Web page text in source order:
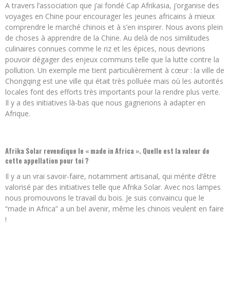
A travers l’association que j’ai fondé Cap Afrikasia, j’organise des
voyages en Chine pour encourager les jeunes africains à mieux
comprendre le marché chinois et à s’en inspirer. Nous avons plein
de choses à apprendre de la Chine. Au delà de nos similitudes
culinaires connues comme le riz et les épices, nous devrions
pouvoir dégager des enjeux communs telle que la lutte contre la
pollution. Un exemple me tient particulièrement à cœur : la ville de
Chongqing est une ville qui était très polluée mais où les autorités
locales font des efforts très importants pour la rendre plus verte.
Il y a des initiatives là-bas que nous gagnerions à adapter en
Afrique.
Afrika Solar revendique le « made in Africa ». Quelle est la valeur de
cette appellation pour toi ?
Il y a un vrai savoir-faire, notamment artisanal, qui mérite d’être
valorisé par des initiatives telle que Afrika Solar. Avec nos lampes
nous promouvons le travail du bois. Je suis convaincu que le
“made in Africa” a un bel avenir, même les chinois veulent en faire
!